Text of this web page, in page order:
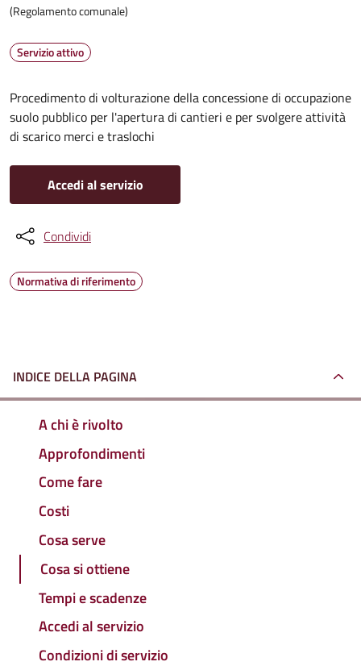
(Regolamento comunale)
Servizio attivo
Procedimento di volturazione della concessione di occupazione
suolo pubblico per l'apertura di cantieri e per svolgere attività
di scarico merci e traslochi
Accedi al servizio
Condividi
Normativa di riferimento
INDICE DELLA PAGINA
A chi è rivolto
Approfondimenti
Come fare
Costi
Cosa serve
Cosa si ottiene
Tempi e scadenze
Accedi al servizio
Condizioni di servizio